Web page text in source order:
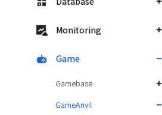
Monitoring
Game
Gamebase
GameAnvil